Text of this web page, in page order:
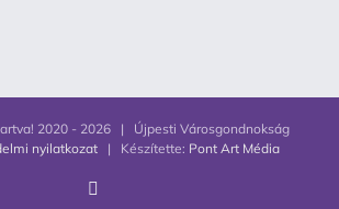
2020 - 2026 | Újpesti Városgondnokság
nyilatkozat | Készítette: Pont Art Média